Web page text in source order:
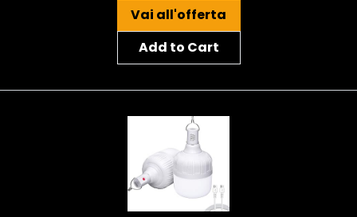
Vai all'offerta
Add to Cart